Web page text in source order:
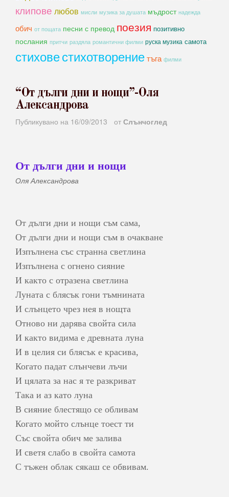
клипове любов мисли музика за душата мъдрост надежда
обич от пощата песни с превод поезия позитивно
послания притчи раздяла романтични филми руска музика самота
стиховестихотворениетъга филми
“От дълги дни и нощи”-Оля
Александрова
Публикувано на 16/09/2013 от Слънчоглед
От дълги дни и нощи
Оля Александрова
От дълги дни и нощи съм сама,
От дълги дни и нощи съм в очакване
Изпълнена със странна светлина
Изпълнена с огнено сияние
И както с отразена светлина
Луната с блясък гони тъмнината
И слънцето чрез нея в нощта
Отново ни дарява свойта сила
И както видима е древната луна
И в целия си блясък е красива,
Когато падат слънчеви лъчи
И цялата за нас я те разкриват
Така и аз като луна
В сияние блестящо се обливам
Когато мойто слънце тоест ти
Със свойта обич ме залива
И светя слабо в свойта самота
С тъжен облак сякаш се обвивам.